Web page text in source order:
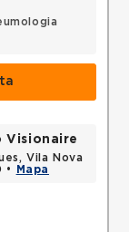
Visionaire
Vila Nova
•
Mapa